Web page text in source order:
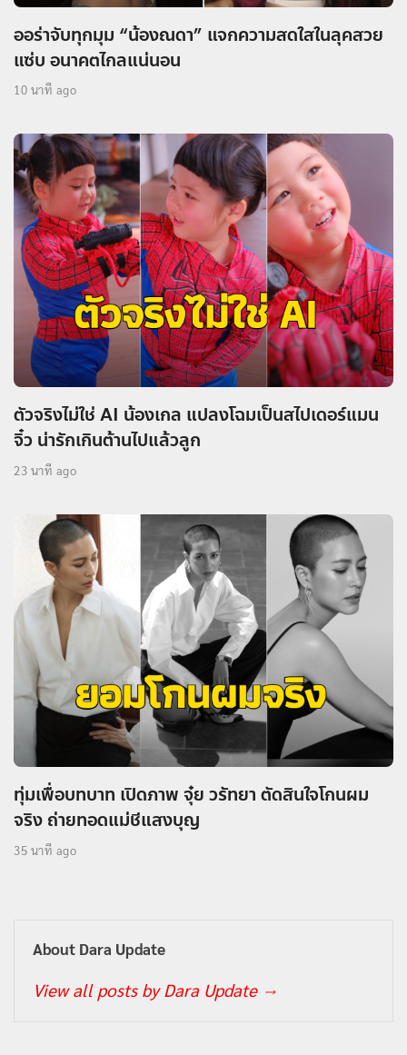
ออร่าจับทุกมุม “น้องณดา” แจกความสดใสในลุคสวย
แซ่บ อนาคตไกลแน่นอน
10 นาที ago
ตัวจริงไม่ใช่ AI น้องเกล แปลงโฉมเป็นสไปเดอร์แมน
จิ๋ว น่ารักเกินต้านไปแล้วลูก
23 นาที ago
ทุ่มเพื่อบทบาท เปิดภาพ จุ๋ย วรัทยา ตัดสินใจโกนผม
จริง ถ่ายทอดแม่ชีแสงบุญ
35 นาที ago
About Dara Update
View all posts by Dara Update →